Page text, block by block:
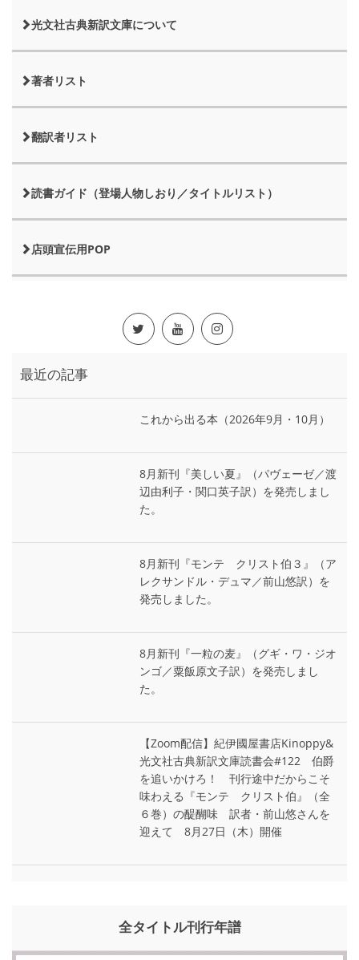
光文社古典新訳文庫について
著者リスト
翻訳者リスト
読書ガイド（登場人物しおり／タイトルリスト）
店頭宣伝用POP
最近の記事
これから出る本（2026年9月・10月）
8月新刊『美しい夏』（パヴェーゼ／渡
辺由利子・関口英子訳）を発売しまし
た。
8月新刊『モンテ゠クリスト伯３』（ア
レクサンドル・デュマ／前山悠訳）を
発売しました。
8月新刊『一粒の麦』（グギ・ワ・ジオ
ンゴ／粟飯原文子訳）を発売しまし
た。
【Zoom配信】紀伊國屋書店Kinoppy&
光文社古典新訳文庫読書会#122 伯爵
を追いかけろ！ 刊行途中だからこそ
味わえる『モンテ゠クリスト伯』（全
６巻）の醍醐味 訳者・前山悠さんを
迎えて 8月27日（木）開催
全タイトル刊行年譜